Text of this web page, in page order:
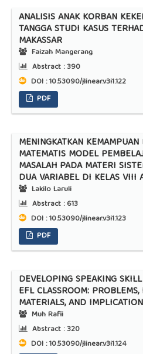
ANALISIS ANAK KORBAN
TANGGA STUDI KASUS
MAKASSAR
Faizah Mangerang
Abstract :390
DOI : 10.53090/jlinear.v3i1.122
PDF
MENINGKATKAN
MATEMATIS MODEL
MASALAH PADA MATERI
DUA VARIABEL DI KELAS VIII
Lakilo Laruli
Abstract :613
DOI : 10.53090/jlinear.v3i1.123
PDF
DEVELOPING SPEAKING
EFL CLASSROOM:
MATERIALS, AND
Muh Rafii
Abstract :320
DOI : 10.53090/jlinear.v3i1.124